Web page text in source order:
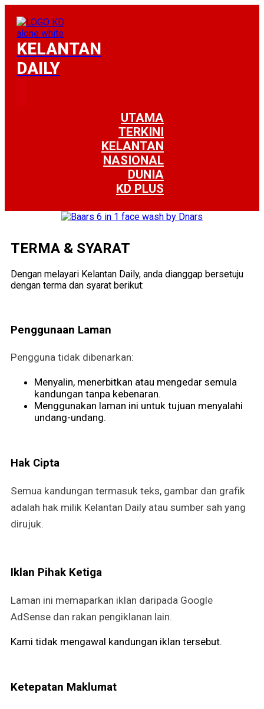
KELANTAN
DAILY
UTAMA
TERKINI
KELANTAN
NASIONAL
DUNIA
KD PLUS
TERMA & SYARAT
Dengan melayari Kelantan Daily, anda dianggap bersetuju
dengan terma dan syarat berikut:
Penggunaan Laman
Pengguna tidak dibenarkan:
Menyalin, menerbitkan atau mengedar semula
kandungan tanpa kebenaran.
Menggunakan laman ini untuk tujuan menyalahi
undang-undang.
Hak Cipta
Semua kandungan termasuk teks, gambar dan grafik
adalah hak milik Kelantan Daily atau sumber sah yang
dirujuk.
Iklan Pihak Ketiga
Laman ini memaparkan iklan daripada Google
AdSense dan rakan pengiklanan lain.
Kami tidak mengawal kandungan iklan tersebut.
Ketepatan Maklumat